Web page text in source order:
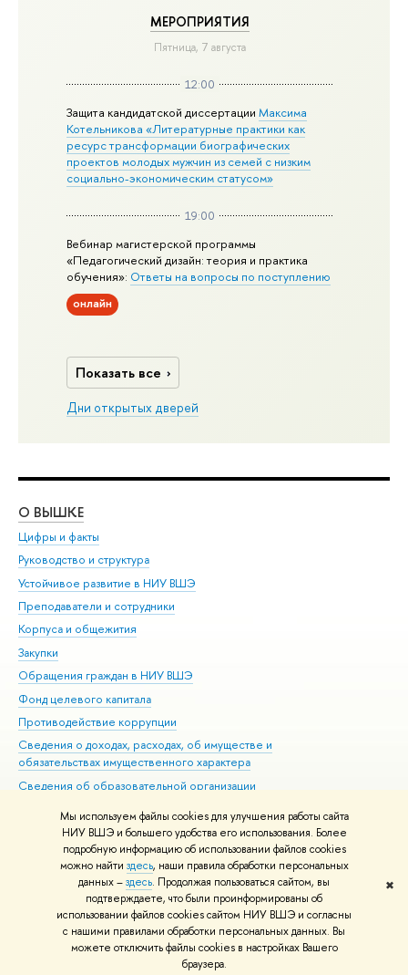
Мы используем файлы cookies для улучшения работы сайта
НИУ ВШЭ и большего удобства его использования. Более
подробную информацию об использовании файлов cookies
можно найти здесь, наши правила обработки персональных
данных –здесь. Продолжая пользоваться сайтом, вы
подтверждаете, что были проинформированы об
использовании файлов cookies сайтом НИУ ВШЭ и согласны
с нашими правилами обработки персональных данных. Вы
можете отключить файлы cookies в настройках Вашего
браузера.
✖
МЕРОПРИЯТИЯ
Пятница, 7 августа
12:00
Защита кандидатской диссертацииМаксима
Котельникова «Литературные практики как
ресурс трансформации биографических
проектов молодых мужчин из семей с низким
социально-экономическим статусом»
19:00
Вебинар магистерской программы
«Педагогический дизайн: теория и практика
обучения»: Ответы на вопросы по поступлению
онлайн
Показать все
Дни открытых дверей
О ВЫШКЕ
Цифры и факты
Руководство и структура
Устойчивое развитие в НИУ ВШЭ
Преподаватели и сотрудники
Корпуса и общежития
Закупки
Обращения граждан в НИУ ВШЭ
Фонд целевого капитала
Противодействие коррупции
Сведения о доходах, расходах, об имуществе и
обязательствах имущественного характера
Сведения об образовательной организации
Людям с ограниченными возможностями здоровья
Единая платежная страница
Работа в Вышке
© НИУ ВШЭ 1993–2026 Адреса и контакты Условия использования
материалов Политика конфиденциальности Карта сайта
Шрифты HSE Sans и HSE Slab разработаны вШколе дизайна НИУ ВШЭ